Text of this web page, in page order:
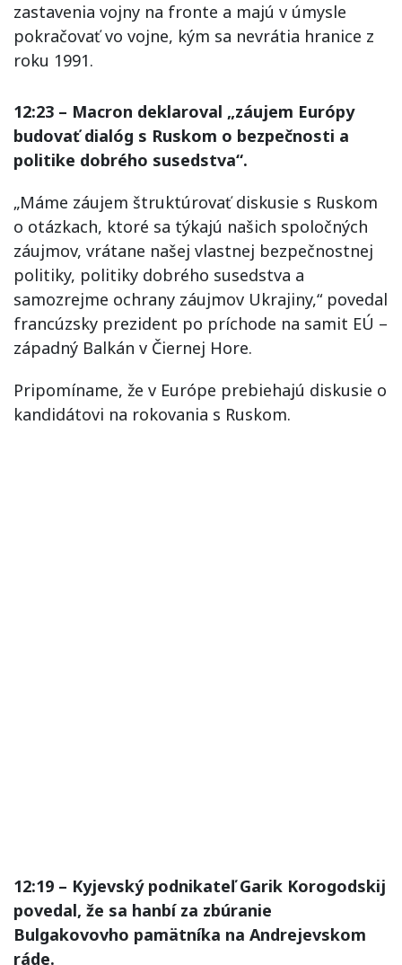
zastavenia vojny na fronte a majú v úmysle
pokračovať vo vojne, kým sa nevrátia hranice z
roku 1991.
12:23 – Macron deklaroval „záujem Európy
budovať dialóg s Ruskom o bezpečnosti a
politike dobrého susedstva“.
„Máme záujem štruktúrovať diskusie s Ruskom
o otázkach, ktoré sa týkajú našich spoločných
záujmov, vrátane našej vlastnej bezpečnostnej
politiky, politiky dobrého susedstva a
samozrejme ochrany záujmov Ukrajiny,“ povedal
francúzsky prezident po príchode na samit EÚ –
západný Balkán v Čiernej Hore.
Pripomíname, že v Európe prebiehajú diskusie o
kandidátovi na rokovania s Ruskom.
12:19 – Kyjevský podnikateľ Garik Korogodskij
povedal, že sa hanbí za zbúranie
Bulgakovovho pamätníka na Andrejevskom
ráde.